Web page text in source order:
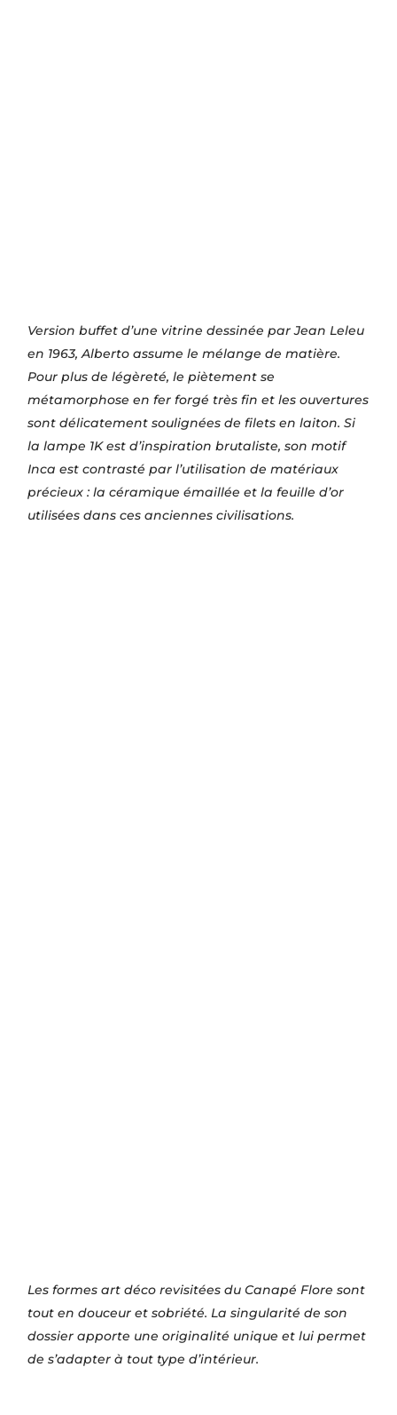
Version buffet d’une vitrine dessinée par Jean Leleu
en 1963, Alberto assume le mélange de matière.
Pour plus de légèreté, le piètement se
métamorphose en fer forgé très fin et les ouvertures
sont délicatement soulignées de filets en laiton. Si
la lampe 1K est d’inspiration brutaliste, son motif
Inca est contrasté par l’utilisation de matériaux
précieux : la céramique émaillée et la feuille d’or
utilisées dans ces anciennes civilisations.
Les formes art déco revisitées du Canapé Flore sont
tout en douceur et sobriété. La singularité de son
dossier apporte une originalité unique et lui permet
de s’adapter à tout type d’intérieur.